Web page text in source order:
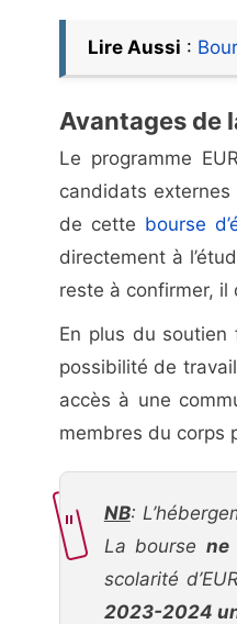
Lire Aussi :
Avantages de
Le programme
candidats
de cette bourse
directement à
reste à confirmer,
En plus du soutien
possibilité de
accès à une
membres du corps
NB:
La bourse ne
scolarité
2023-2024